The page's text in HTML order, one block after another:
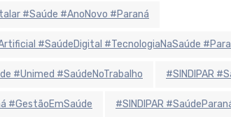
#Saúde #AnoNovo #Paraná
#SaúdeDigital #TecnologiaNaSaúde
#Unimed #SaúdeNoTrabalho #SINDIPAR
#GestãoEmSaúde #SINDIPAR